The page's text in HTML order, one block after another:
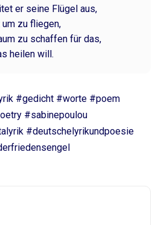
er seine Flügel aus,
um zu fliegen,
zu schaffen für das,
heilen will.
#gedicht #worte #poem
#sabinepoulou
#deutschelyrikundpoesie